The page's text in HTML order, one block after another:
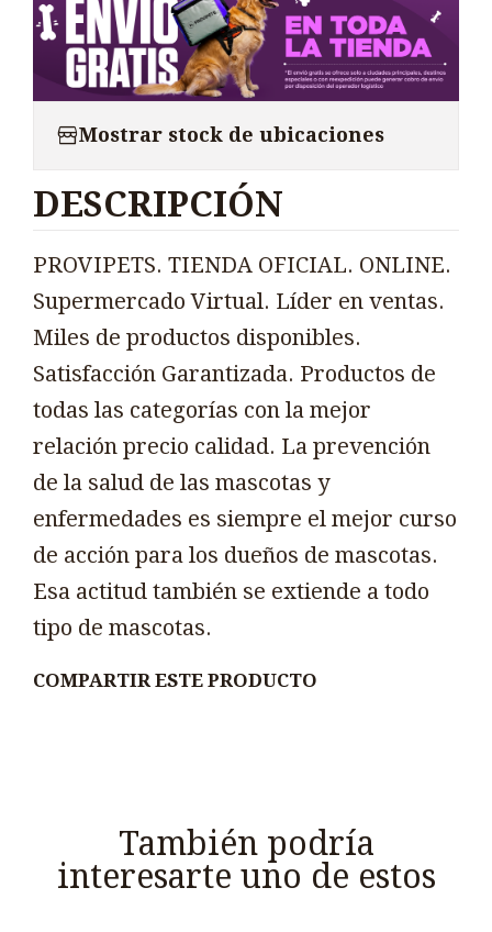
Mostrar stock de ubicaciones
DESCRIPCIÓN
PROVIPETS. TIENDA OFICIAL. ONLINE.
Supermercado Virtual. Líder en ventas.
Miles de productos disponibles.
Satisfacción Garantizada. Productos de
todas las categorías con la mejor
relación precio calidad. La prevención
de la salud de las mascotas y
enfermedades es siempre el mejor curso
de acción para los dueños de mascotas.
Esa actitud también se extiende a todo
tipo de mascotas.
COMPARTIR ESTE PRODUCTO
También podría
interesarte uno de estos